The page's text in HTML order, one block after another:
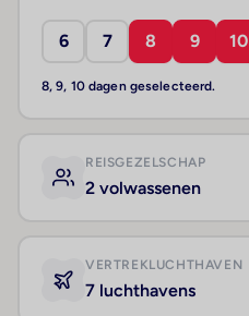
6 7 8 9 10
8, 9, 10 dagen geselecteerd.
REISGEZELSCHAP
2 volwassenen
VERTREKLUCHTHAVEN
7 luchthavens